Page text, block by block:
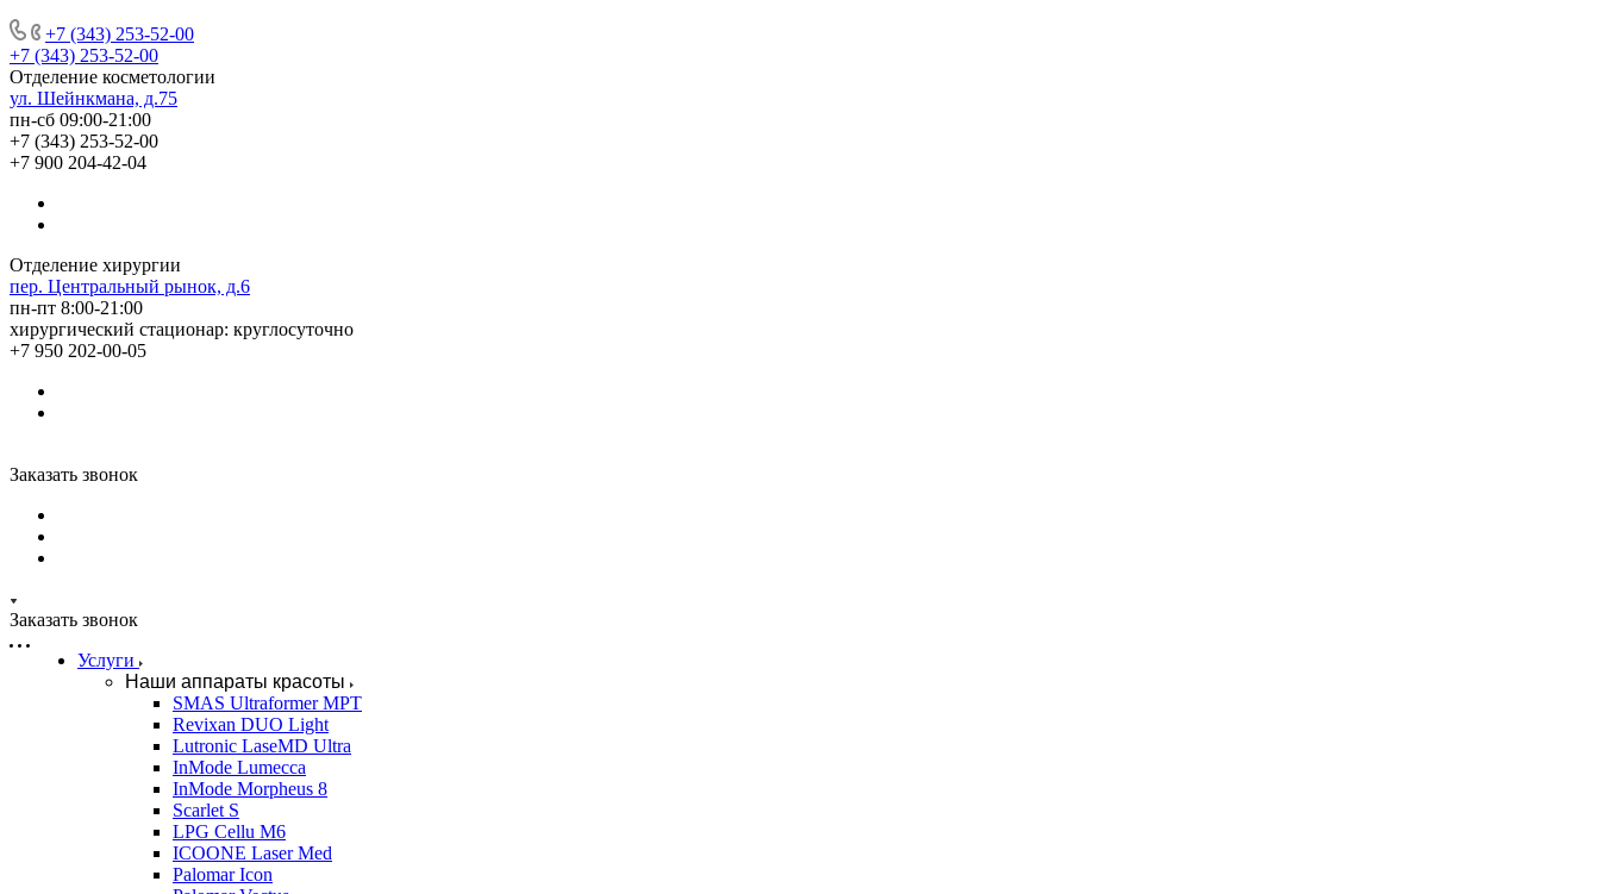
+7 (343) 253-52-00
+7 (343) 253-52-00
Отделение косметологии
ул. Шейнкмана, д.75
пн-сб 09:00-21:00
+7 (343) 253-52-00
+7 900 204-42-04
Отделение хирургии
пер. Центральный рынок, д.6
пн-пт 8:00-21:00
хирургический стационар: круглосуточно
+7 950 202-00-05
Заказать звонок
Заказать звонок
Услуги
Наши аппараты красоты
SMAS Ultraformer MPT
Revixan DUO Light
Lutronic LaseMD Ultra
InMode Lumecca
InMode Morpheus 8
Scarlet S
LPG Cellu M6
ICOONE Laser Med
Palomar Icon